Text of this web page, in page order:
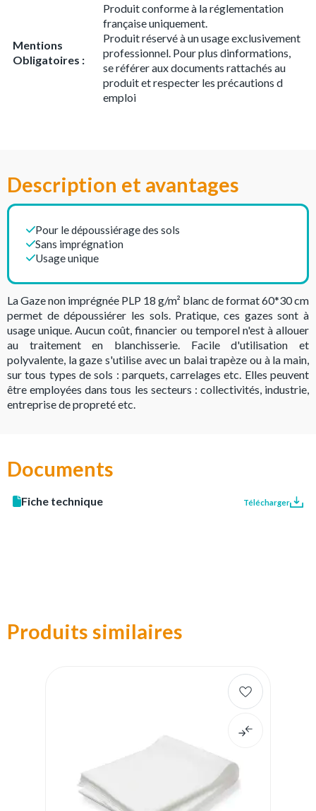
Mentions
Obligatoires :
Produit conforme à la réglementation
française uniquement.
Produit réservé à un usage exclusivement
professionnel. Pour plus dinformations,
se référer aux documents rattachés au
produit et respecter les précautions d
emploi
Description et avantages
Pour le dépoussiérage des sols
Sans imprégnation
Usage unique
La Gaze non imprégnée PLP 18 g/m² blanc de format 60*30 cm
permet de dépoussiérer les sols. Pratique, ces gazes sont à
usage unique. Aucun coût, financier ou temporel n'est à allouer
au traitement en blanchisserie. Facile d'utilisation et
polyvalente, la gaze s'utilise avec un balai trapèze ou à la main,
sur tous types de sols : parquets, carrelages etc. Elles peuvent
être employées dans tous les secteurs : collectivités, industrie,
entreprise de propreté etc.
Documents
Fiche technique Télécharger
Produits similaires